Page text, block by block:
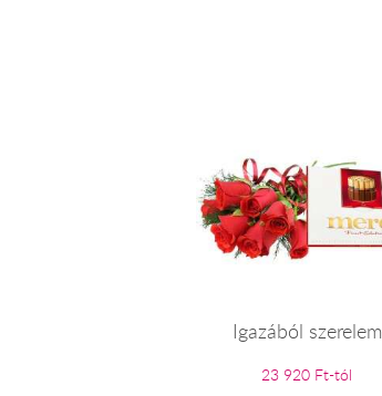
Igazából szerelem
23 920 Ft-tól